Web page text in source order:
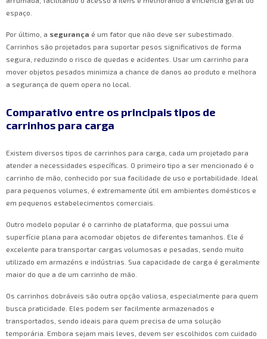
espaço.
Por último, a segurança é um fator que não deve ser subestimado.
Carrinhos são projetados para suportar pesos significativos de forma
segura, reduzindo o risco de quedas e acidentes. Usar um carrinho para
mover objetos pesados minimiza a chance de danos ao produto e melhora
a segurança de quem opera no local.
Comparativo entre os principais tipos de
carrinhos para carga
Existem diversos tipos de carrinhos para carga, cada um projetado para
atender a necessidades específicas. O primeiro tipo a ser mencionado é o
carrinho de mão, conhecido por sua facilidade de uso e portabilidade. Ideal
para pequenos volumes, é extremamente útil em ambientes domésticos e
em pequenos estabelecimentos comerciais.
Outro modelo popular é o carrinho de plataforma, que possui uma
superfície plana para acomodar objetos de diferentes tamanhos. Ele é
excelente para transportar cargas volumosas e pesadas, sendo muito
utilizado em armazéns e indústrias. Sua capacidade de carga é geralmente
maior do que a de um carrinho de mão.
Os carrinhos dobráveis são outra opção valiosa, especialmente para quem
busca praticidade. Eles podem ser facilmente armazenados e
transportados, sendo ideais para quem precisa de uma solução
temporária. Embora sejam mais leves, devem ser escolhidos com cuidado